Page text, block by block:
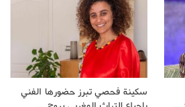
سكينة فحصي تبرز حضورها الفني